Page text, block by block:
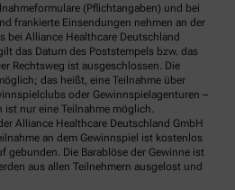
(Pflichtangaben) und bei
frankierte Einsendungen nehmen an der
bei Alliance Healthcare Deutschland
das Datum des Poststempels bzw. das
Rechtsweg ist ausgeschlossen. Die
das heißt, eine Teilnahme über
oder Gewinnspielagenturen –
nur eine Teilnahme möglich.
Alliance Healthcare Deutschland GmbH
an dem Gewinnspiel ist kostenlos
gebunden. Die Barablöse der Gewinne ist
aus allen Teilnehmern ausgelost und